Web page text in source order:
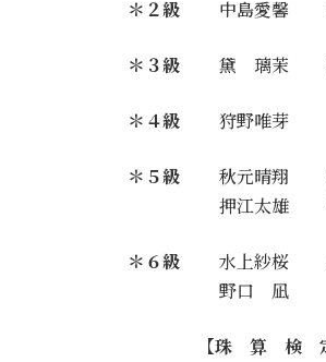
＊２級 中島愛馨
＊３級 黛 璃茉 落
＊４級 狩野唯芽
＊５級
秋元晴翔
押江太雄 神
＊６級
水上紗桜 小
野口 凪
【珠 算 検